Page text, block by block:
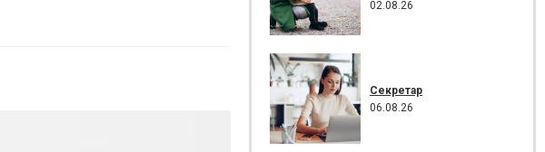
02.08.26
Секретар
06.08.26